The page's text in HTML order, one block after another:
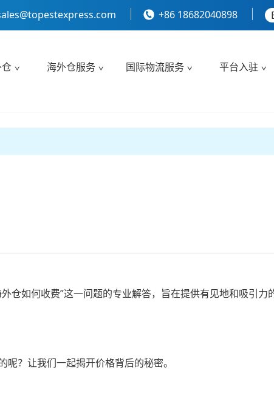
+86 18682040898
海外仓服务 国际物流服务 平台入驻
仓如何收费”这一问题的专业解答，旨在提供有见地和吸引力
？让我们一起揭开价格背后的秘密。